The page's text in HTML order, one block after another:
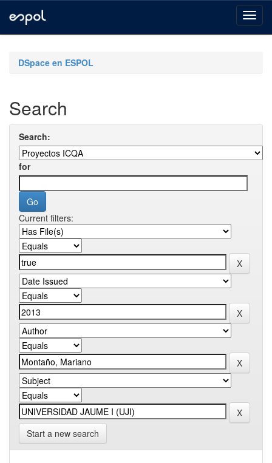
navigationDSpace en ESPOL
Search
Search:
for
Current filters:
Start a new search